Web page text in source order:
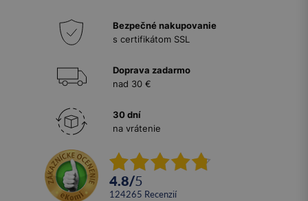
Bezpečné nakupovanie
s certifikátom SSL
Doprava zadarmo
nad 30 €
30 dní
na vrátenie
4.8/5
124265 recenzií